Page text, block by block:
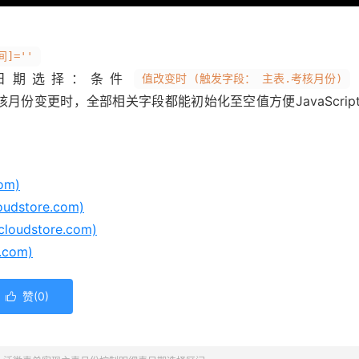
]=''
期选择：条件 值改变时 (触发字段： 主表.考核月份)
月份变更时，全部相关字段都能初始化至空值方便
 赞(0)